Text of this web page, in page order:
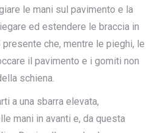
le mani sul pavimento e la
ed estendere le braccia in
che, mentre le pieghi, le
il pavimento e i gomiti non
schiena.
a una sbarra elevata,
mani in avanti e, da questa